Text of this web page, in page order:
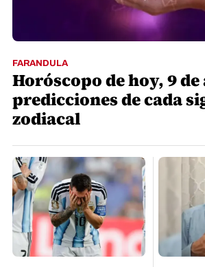
FARANDULA
Horóscopo de hoy, 9
predicciones de cada
zodiacal